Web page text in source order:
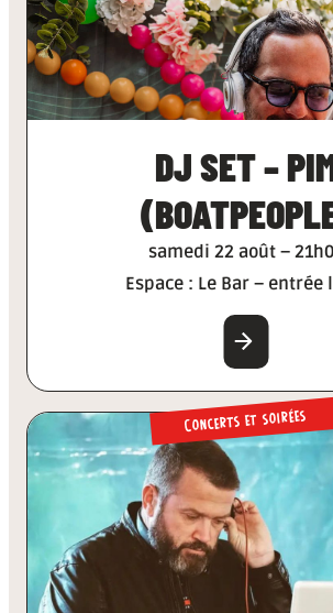
DJ SET –
samedi 22 août –
Espace : Le Bar – entrée
EN SAVOIR PLUS
Concerts et soirées